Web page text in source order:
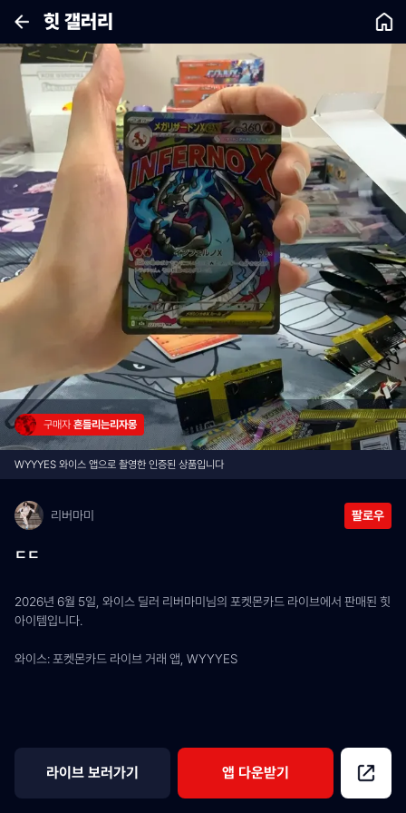
힛 갤러리
구매자 흔들리는리자몽
WYYYES 와이스 앱으로 촬영한 인증된 상품입니다
리버마미 팔로우
ㄷㄷ
2026년 6월 5일, 와이스 딜러 리버마미님의 포켓몬카드 라이브에서 판매된 힛
아이템입니다.
와이스: 포켓몬카드 라이브 거래 앱, WYYYES
라이브 보러가기 앱 다운받기